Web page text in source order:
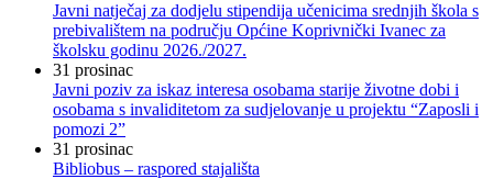
Javni natječaj za dodjelu stipendija učenicima srednjih škola s
prebivalištem na području Općine Koprivnički Ivanec za
školsku godinu 2026./2027.
31 prosinac
Javni poziv za iskaz interesa osobama starije životne dobi i
osobama s invaliditetom za sudjelovanje u projektu “Zaposli i
pomozi 2”
31 prosinac
Bibliobus – raspored stajališta